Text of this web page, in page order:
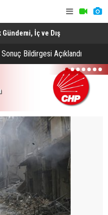
İç ve Dış
Bildirgesi Açıklandı
1 2 3 4 5 6 7